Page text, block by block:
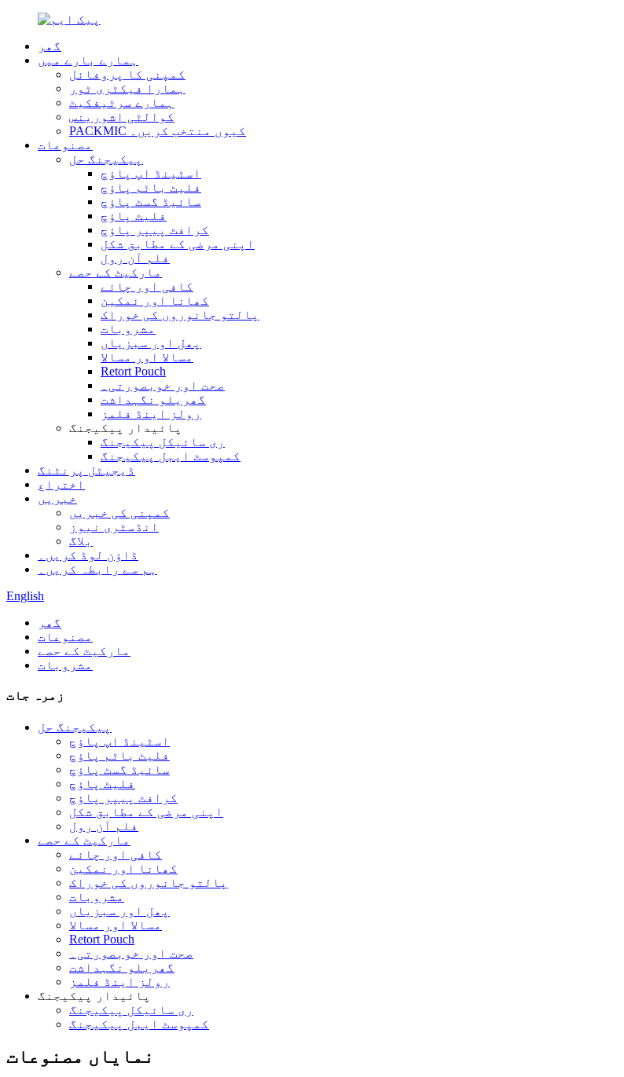
گھر
ہمارے بارے میں
کمپنی کا پروفائل
ہمارا فیکٹری ٹور
ہمارے سرٹیفکیٹ
کوالٹی اشورینس
PACKMIC کیوں منتخب کریں۔
مصنوعات
پیکیجنگ حل
اسٹینڈ اپ پاؤچ
فلیٹ باٹم پاؤچ
سائیڈ گسٹ پاؤچ
فلیٹ پاؤچ
کرافٹ پیپر پاؤچ
اپنی مرضی کے مطابق شکل
فلم آن رول
مارکیٹ کے حصے
کافی اور چائے
کھانا اور نمکین
پالتو جانوروں کی خوراک
مشروبات
پھل اور سبزیاں
مسالا اور مسالا
Retort Pouch
صحت اور خوبصورتی۔
گھریلو نگہداشت
رولز اینڈ فلمز
پائیدار پیکیجنگ
ری سائیکل پیکیجنگ
کمپوسٹ ایبل پیکیجنگ
ڈیجیٹل پرنٹنگ
اختراع
خبریں
کمپنی کی خبریں
انڈسٹری نیوز
بلاگ
ڈاؤن لوڈ کریں۔
ہم سے رابطہ کریں۔
English
گھر
مصنوعات
مارکیٹ کے حصے
مشروبات
زمرہ جات
پیکیجنگ حل
اسٹینڈ اپ پاؤچ
فلیٹ باٹم پاؤچ
سائیڈ گسٹ پاؤچ
فلیٹ پاؤچ
کرافٹ پیپر پاؤچ
اپنی مرضی کے مطابق شکل
فلم آن رول
مارکیٹ کے حصے
کافی اور چائے
کھانا اور نمکین
پالتو جانوروں کی خوراک
مشروبات
پھل اور سبزیاں
مسالا اور مسالا
Retort Pouch
صحت اور خوبصورتی۔
گھریلو نگہداشت
رولز اینڈ فلمز
پائیدار پیکیجنگ
ری سائیکل پیکیجنگ
کمپوسٹ ایبل پیکیجنگ
نمایاں مصنوعات